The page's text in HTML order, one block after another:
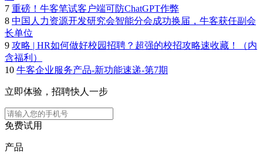
7 重磅！牛客笔试客户端可防ChatGPT作弊
8 中国人力资源开发研究会智能分会成功换届，牛客获任副会
长单位
9 攻略 | HR如何做好校园招聘？超强的校招攻略速收藏！（内
含福利）
10 牛客企业服务产品-新功能速递-第7期
立即体验，招聘快人一步
免费试用
产品